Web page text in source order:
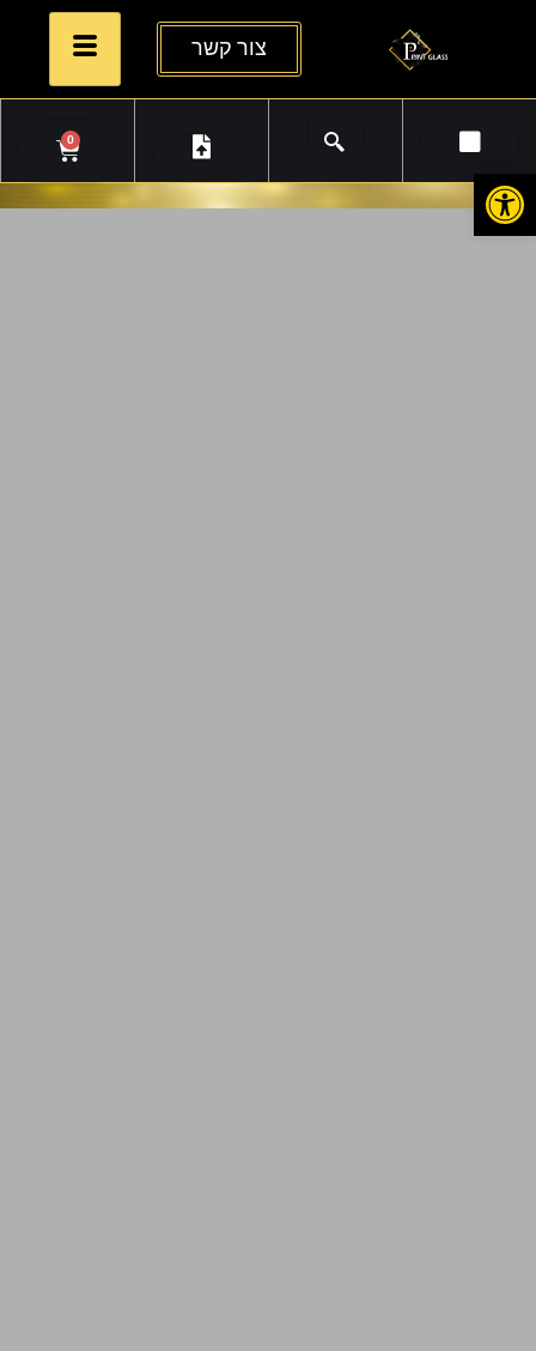
פתח סרגל נגישות
צור קשר
0